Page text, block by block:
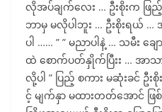
လိုအပ်ချက်လေး … ဦးစိုးက ဖြည့်
ဘာမှ မလိုပါဘူး … ဦးစိုးရ
ပါ …… ” ” မညာပါနဲ့ … သမီး
ထဲ စောက်ပတ်နှိုက်ပြီးး … အာ
လို့ပါ ” ပြည့် စကား မဆုံးခင် ဦး
င့် မျက်နှာ မထားတတ်အောင် ဖြ